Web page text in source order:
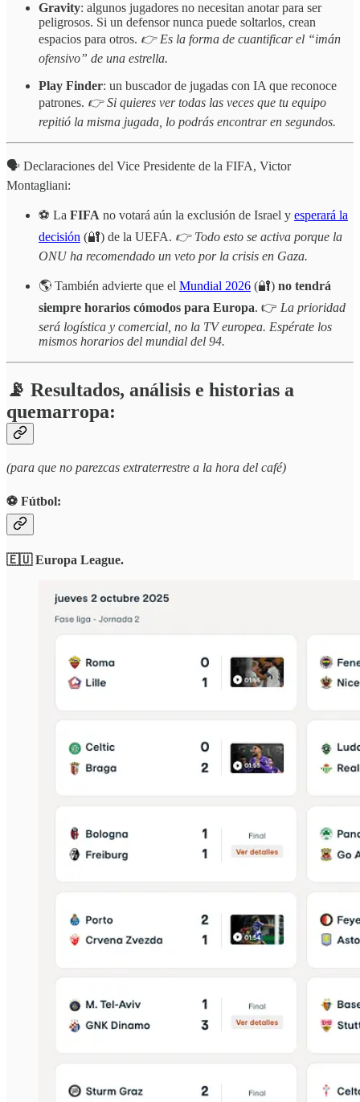
Gravity: algunos jugadores no necesitan anotar para ser
peligrosos. Si un defensor nunca puede soltarlos, crean
espacios para otros. 👉 Es la forma de cuantificar el “imán
ofensivo” de una estrella.
Play Finder: un buscador de jugadas con IA que reconoce
patrones. 👉 Si quieres ver todas las veces que tu equipo
repitió la misma jugada, lo podrás encontrar en segundos.
🗣️ Declaraciones del Vice Presidente de la FIFA, Victor
Montagliani:
⚽ La FIFA no votará aún la exclusión de Israel y esperará la
decisión (🔐) de la UEFA. 👉 Todo esto se activa porque la
ONU ha recomendado un veto por la crisis en Gaza.
🌎 También advierte que el Mundial 2026 (🔐) no tendrá
siempre horarios cómodos para Europa. 👉 La prioridad
será logística y comercial, no la TV europea. Espérate los
mismos horarios del mundial del 94.
📡 Resultados, análisis e historias a
quemarropa:
(para que no parezcas extraterrestre a la hora del café)
⚽️ Fútbol:
🇪🇺 Europa League.